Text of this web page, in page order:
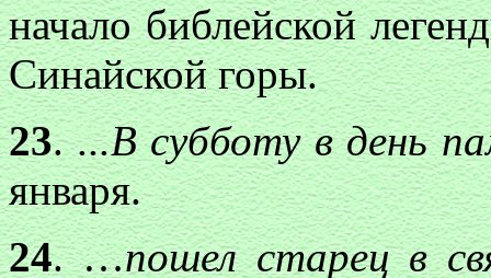
начало библейской
Синайской горы.
23....В субботу в день
января.
24. …пошел старец в